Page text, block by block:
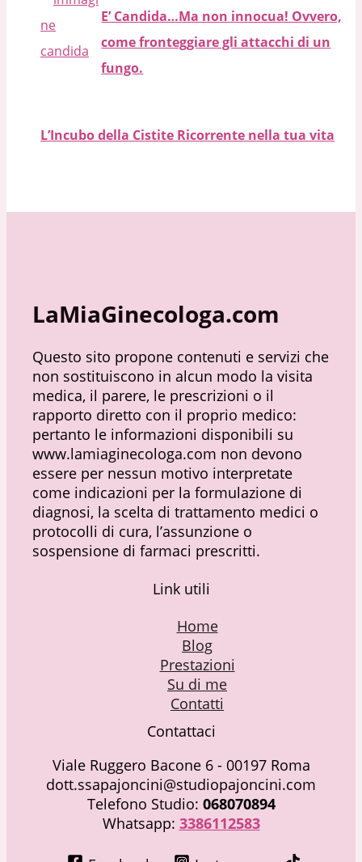
E’ Candida…Ma non innocua! Ovvero,
come fronteggiare gli attacchi di un
fungo.
L’Incubo della Cistite Ricorrente nella tua vita
LaMiaGinecologa.com
Questo sito propone contenuti e servizi che
non sostituiscono in alcun modo la visita
medica, il parere, le prescrizioni o il
rapporto diretto con il proprio medico:
pertanto le informazioni disponibili su
www.lamiaginecologa.com non devono
essere per nessun motivo interpretate
come indicazioni per la formulazione di
diagnosi, la scelta di trattamento medici o
protocolli di cura, l’assunzione o
sospensione di farmaci prescritti.
Link utili
Home
Blog
Prestazioni
Su di me
Contatti
Contattaci
Viale Ruggero Bacone 6 - 00197 Roma
dott.ssapajoncini@studiopajoncini.com
Telefono Studio: 068070894
Whatsapp: 3386112583